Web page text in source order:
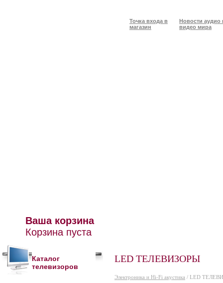
Точка входа в
магазин
Новости аудио
видео мира
Ваша корзина
Корзина пуста
Каталог
телевизоров
LED ТЕЛЕВИЗОРЫ
Электроника и Hi-Fi акустика / LED